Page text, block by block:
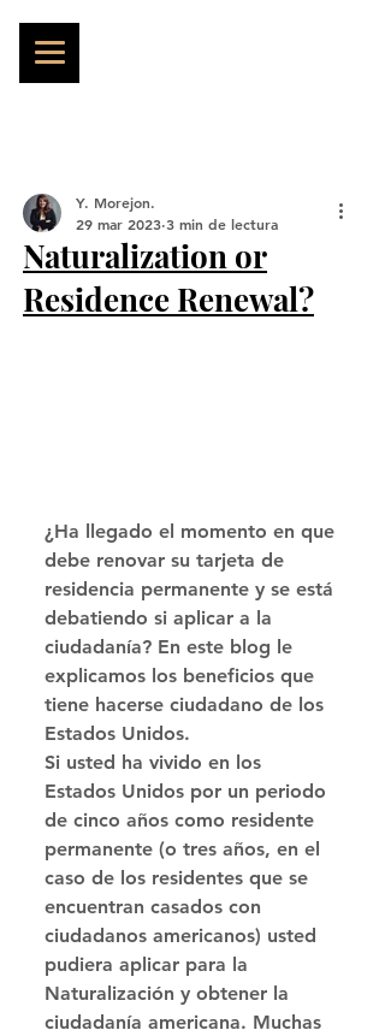
Naturalization or
Residence Renewal?
Y. Morejon.
29 mar 2023 3 min de lectura
¿Ha llegado el momento en que
debe renovar su tarjeta de
residencia permanente y se está
debatiendo si aplicar a la
ciudadanía? En este blog le
explicamos los beneficios que
tiene hacerse ciudadano de los
Estados Unidos.
Si usted ha vivido en los
Estados Unidos por un periodo
de cinco años como residente
permanente (o tres años, en el
caso de los residentes que se
encuentran casados con
ciudadanos americanos) usted
pudiera aplicar para la
Naturalización y obtener la
ciudadanía americana. Muchas